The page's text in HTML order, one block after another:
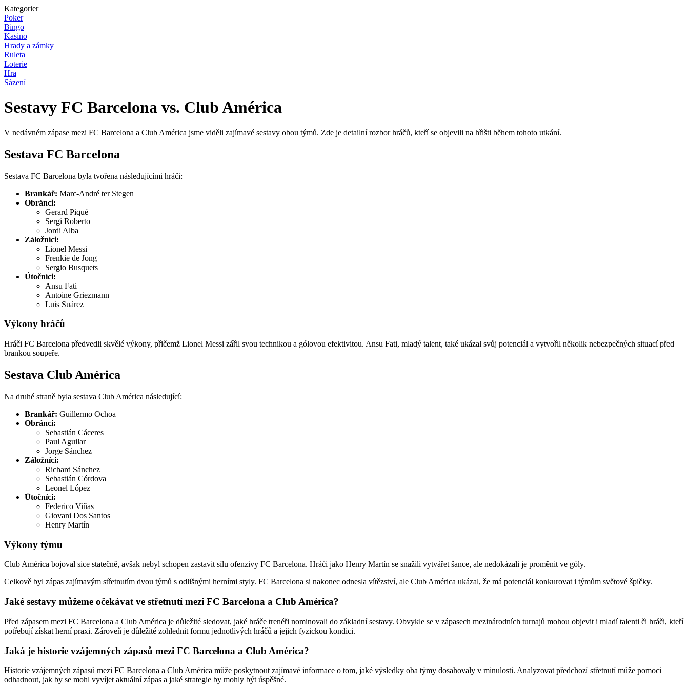
Kategorier
Poker
Bingo
Kasino
Hrady a zámky
Ruleta
Loterie
Hra
Sázení
Sestavy FC Barcelona vs. Club América
V nedávném zápase mezi FC Barcelona a Club América jsme viděli zajímavé sestavy obou týmů. Zde je detailní rozbor hráčů, kteří se objevili na hřišti během tohoto utkání.
Sestava FC Barcelona
Sestava FC Barcelona byla tvořena následujícími hráči:
Brankář: Marc-André ter Stegen
Obránci:
Gerard Piqué
Sergi Roberto
Jordi Alba
Záložníci:
Lionel Messi
Frenkie de Jong
Sergio Busquets
Útočníci:
Ansu Fati
Antoine Griezmann
Luis Suárez
Výkony hráčů
Hráči FC Barcelona předvedli skvělé výkony, přičemž Lionel Messi zářil svou technikou a gólovou efektivitou. Ansu Fati, mladý talent, také ukázal svůj potenciál a vytvořil několik nebezpečných situací před
brankou soupeře.
Sestava Club América
Na druhé straně byla sestava Club América následující:
Brankář: Guillermo Ochoa
Obránci:
Sebastián Cáceres
Paul Aguilar
Jorge Sánchez
Záložníci:
Richard Sánchez
Sebastián Córdova
Leonel López
Útočníci:
Federico Viñas
Giovani Dos Santos
Henry Martín
Výkony týmu
Club América bojoval sice statečně, avšak nebyl schopen zastavit sílu ofenzivy FC Barcelona. Hráči jako Henry Martín se snažili vytvářet šance, ale nedokázali je proměnit ve góly.
Celkově byl zápas zajímavým střetnutím dvou týmů s odlišnými herními styly. FC Barcelona si nakonec odnesla vítězství, ale Club América ukázal, že má potenciál konkurovat i týmům světové špičky.
Jaké sestavy můžeme očekávat ve střetnutí mezi FC Barcelona a Club América?
Před zápasem mezi FC Barcelona a Club América je důležité sledovat, jaké hráče trenéři nominovali do základní sestavy. Obvykle se v zápasech mezinárodních turnajů mohou objevit i mladí talenti či hráči, kteří
potřebují získat herní praxi. Zároveň je důležité zohlednit formu jednotlivých hráčů a jejich fyzickou kondici.
Jaká je historie vzájemných zápasů mezi FC Barcelona a Club América?
Historie vzájemných zápasů mezi FC Barcelona a Club América může poskytnout zajímavé informace o tom, jaké výsledky oba týmy dosahovaly v minulosti. Analyzovat předchozí střetnutí může pomoci
odhadnout, jak by se mohl vyvíjet aktuální zápas a jaké strategie by mohly být úspěšné.